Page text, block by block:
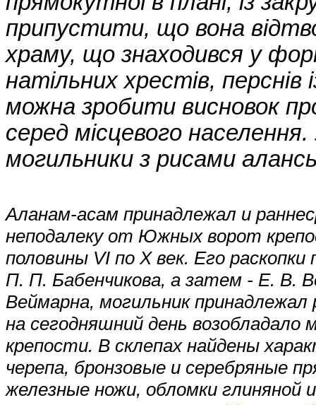
припустити, що вона
храму, що знаходився у
натільних хрестів,
можна зробити висновок
серед місцевого
могильники з рисами
Аланам-асам принадлежал и
неподалеку от Южных ворот
половины VI по X век. Его
П. П. Бабенчикова, а затем - Е. В.
Веймарна, могильник
на сегодняшний день возобладало
крепости. В склепах найдены
черепа, бронзовые и серебряные
железные ножи, обломки